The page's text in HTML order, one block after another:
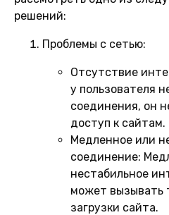
решений:
Проблемы с сетью:
Отсутствие
у пользователя
соединения, он
доступ к сайтам.
Медленное или
соединение:
нестабильное
может вызывать
загрузки сайта.